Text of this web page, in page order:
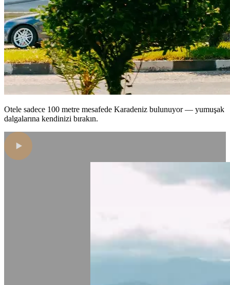
Otele sadece 100 metre mesafede Karadeniz bulunuyor — yumuşak
dalgalarına kendinizi bırakın.